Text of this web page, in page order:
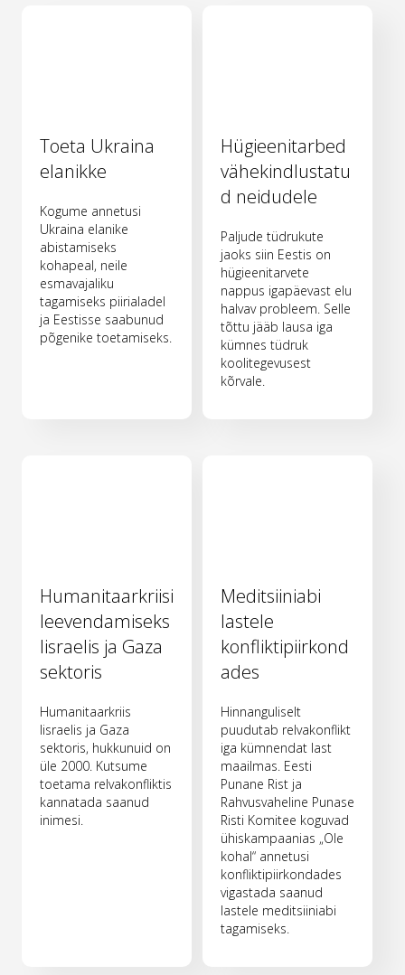
Toeta Ukraina
elanikke
Kogume annetusi
Ukraina elanike
abistamiseks
kohapeal, neile
esmavajaliku
tagamiseks piirialadel
ja Eestisse saabunud
põgenike toetamiseks.
Hügieenitarbed
vähekindlustatu
d neidudele
Paljude tüdrukute
jaoks siin Eestis on
hügieenitarvete
nappus igapäevast elu
halvav probleem. Selle
tõttu jääb lausa iga
kümnes tüdruk
koolitegevusest
kõrvale.
Humanitaarkriisi
leevendamiseks
Iisraelis ja Gaza
sektoris
Humanitaarkriis
Iisraelis ja Gaza
sektoris, hukkunuid on
üle 2000. Kutsume
toetama relvakonfliktis
kannatada saanud
inimesi.
Meditsiiniabi
lastele
konfliktipiirkond
ades
Hinnanguliselt
puudutab relvakonflikt
iga kümnendat last
maailmas. Eesti
Punane Rist ja
Rahvusvaheline Punase
Risti Komitee koguvad
ühiskampaanias „Ole
kohal“ annetusi
konfliktipiirkondades
vigastada saanud
lastele meditsiiniabi
tagamiseks.